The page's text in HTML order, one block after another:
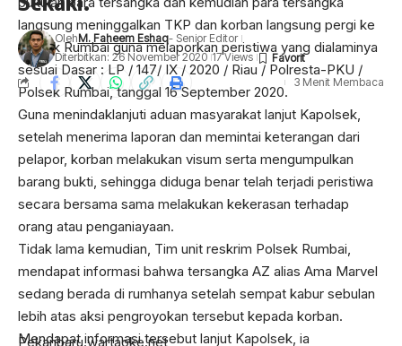
langsung meninggalkan TKP dan korban langsung pergi ke
Polsek Rumbai guna melaporkan peristiwa yang dialaminya
sesuai Dasar : LP / 147/ IX / 2020 / Riau / Polresta-PKU /
Polsek Rumbai, tanggal 16 September 2020.
Guna menindaklanjuti aduan masyarakat lanjut Kapolsek,
setelah menerima laporan dan memintai keterangan dari
pelapor, korban melakukan visum serta mengumpulkan
barang bukti, sehingga diduga benar telah terjadi peristiwa
secara bersama sama melakukan kekerasan terhadap
orang atau penganiayaan.
Tidak lama kemudian, Tim unit reskrim Polsek Rumbai,
mendapat informasi bahwa tersangka AZ alias Ama Marvel
sedang berada di rumhanya setelah sempat kabur sebulan
lebih atas aksi pengroyokan tersebut kepada korban.
Mendapat informasi tersebut lanjut Kapolsek, ia
OlehM. Faheem Eshaq- Senior Editor
Diterbitkan: 26 November 2020 17 Views
3 Menit Membaca
Pekanbaru.wartaoke.net
Polresta Pekanbaru laksanakan upacara serah terima
Jabatan Kapolsek Tenayan Raya dan Kapolsek Payung
Sekaki diruang zapin Polresta Pekanbaru, Kamis pagi 26
Upacara Sertijab ini dipimpin langsung oleh Kapolresta
Pekanbaru Kombes Pol H.Nandang Mu’min Wijaya., S.I.K.,